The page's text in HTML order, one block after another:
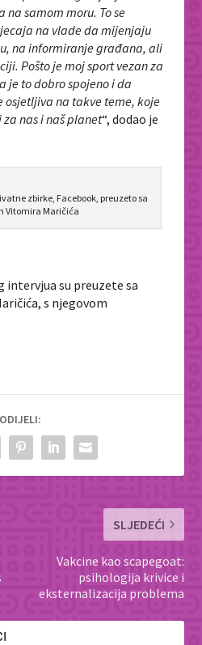
na samom moru. To se
na vlade da mijenjaju
na informiranje građana, ali
Pošto je moj sport vezan za
je to dobro spojeno i da
na takve teme, koje
nas i naš planet“, dodao je
zbirke, Facebook, preuzeto sa
Vitomira Maričića
intervjua su preuzete sa
s njegovom
SLJEDEĆI
Vakcine kao scapegoat:
psihologija krivice i
eksternalizacija problema